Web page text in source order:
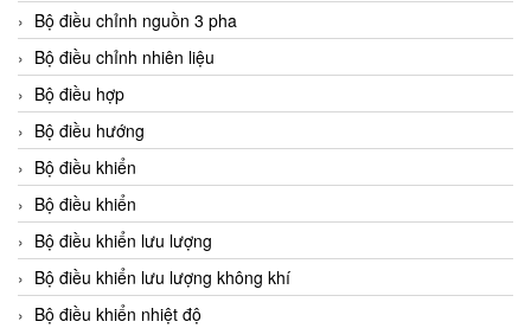
Bộ điều chỉnh nguồn 3 pha
Bộ điều chỉnh nhiên liệu
Bộ điều hợp
Bộ điều hướng
Bộ điều khiển
Bộ điều khiển
Bộ điều khiển lưu lượng
Bộ điều khiển lưu lượng không khí
Bộ điều khiển nhiệt độ